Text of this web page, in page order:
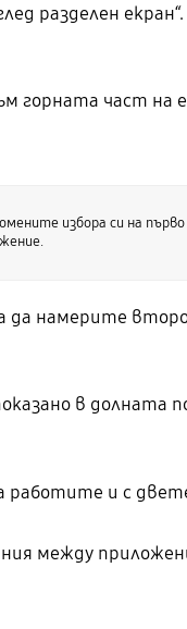
разделен екран“.
горната част на
избора си на
да намерите
в долната
работите и с
между